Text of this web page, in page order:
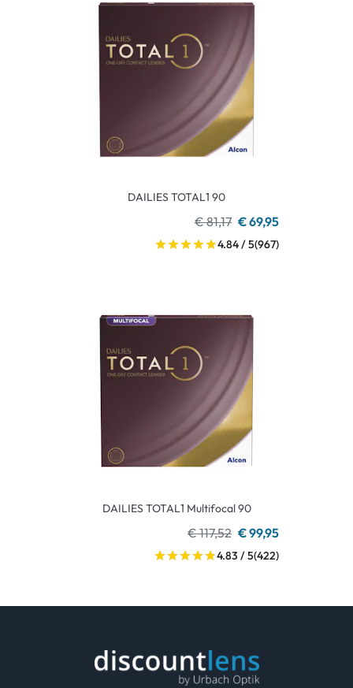
DAILIES TOTAL1 90
€ 81,17 € 69,95
4.84 / 5(967)
DAILIES TOTAL1 Multifocal 90
€ 117,52 € 99,95
4.83 / 5(422)